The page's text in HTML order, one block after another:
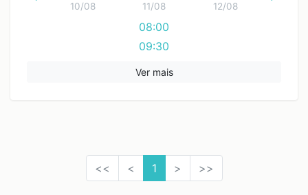
10/08 11/08
08:00
09:30
11:00
12/08
Ver mais
<< < 1 > >>